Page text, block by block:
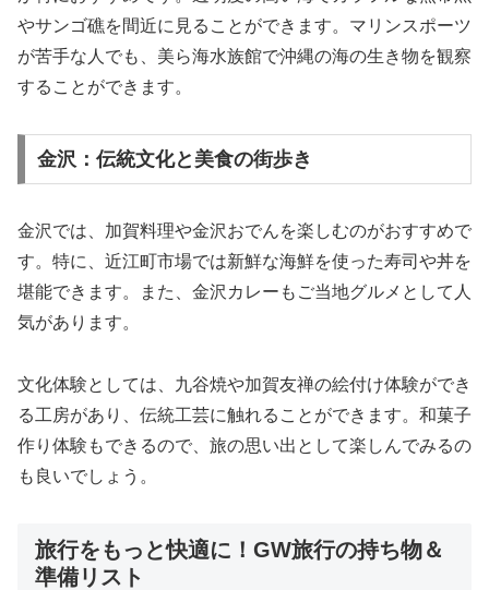
やサンゴ礁を間近に見ることができます。マリンスポーツ
が苦手な人でも、美ら海水族館で沖縄の海の生き物を観察
することができます。
金沢：伝統文化と美食の街歩き
金沢では、加賀料理や金沢おでんを楽しむのがおすすめで
す。特に、近江町市場では新鮮な海鮮を使った寿司や丼を
堪能できます。また、金沢カレーもご当地グルメとして人
気があります。
文化体験としては、九谷焼や加賀友禅の絵付け体験ができ
る工房があり、伝統工芸に触れることができます。和菓子
作り体験もできるので、旅の思い出として楽しんでみるの
も良いでしょう。
旅行をもっと快適に！GW旅行の持ち物＆
準備リスト